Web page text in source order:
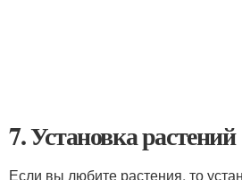
7. Установка растений
Если вы любите растения, то